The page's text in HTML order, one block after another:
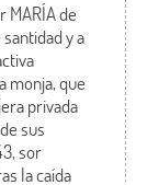
MARÍA de
y a
monja, que
privada
sus
sor
la caída